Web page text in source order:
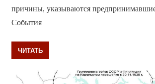
причины, указываются
События
ЧИТАТЬ